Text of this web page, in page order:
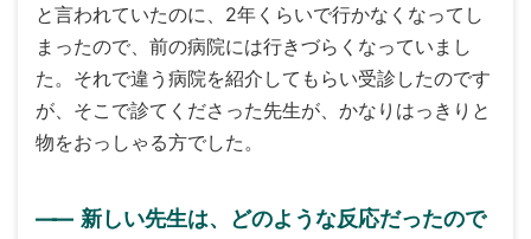
と言われていたのに、2年くらいで行かなくなってし
まったので、前の病院には行きづらくなっていまし
た。それで違う病院を紹介してもらい受診したのです
が、そこで診てくださった先生が、かなりはっきりと
物をおっしゃる方でした。
―― 新しい先生は、どのような反応だったので